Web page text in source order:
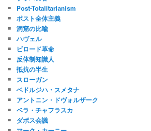
Post-Totalitarianism
ポスト全体主義
洞窟の比喩
ハヴェル
ビロード革命
反体制知識人
抵抗の半生
スローガン
ベドルジハ・スメタナ
アントニン・ドヴォルザーク
ベラ・チャフラスカ
ダボス会議